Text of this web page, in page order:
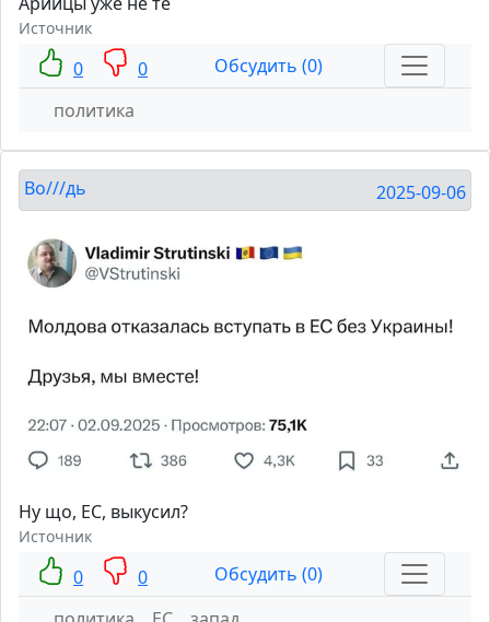
Источник
0 0
Обсудить (0)
политика
Во///дь 2025-09-06
Ну що, ЕС, выкусил?
Источник
0 0
Обсудить (0)